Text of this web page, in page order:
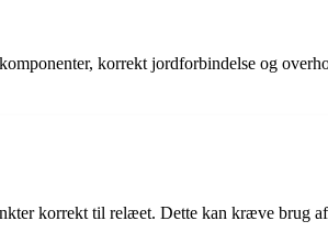
korrekt jordforbindelse og
korrekt til relæet. Dette kan kræve brug